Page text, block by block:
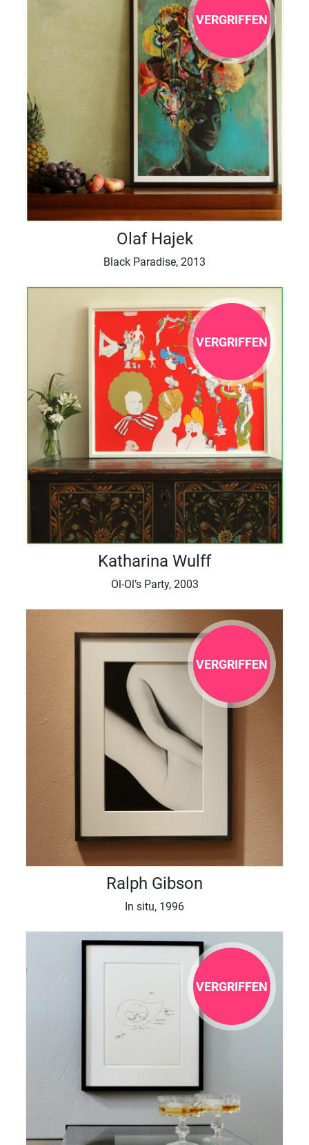
VERGRIFFEN
Olaf Hajek
Black Paradise, 2013
VERGRIFFEN
Katharina Wulff
Ol-Ol’s Party, 2003
VERGRIFFEN
Ralph Gibson
In situ, 1996
VERGRIFFEN